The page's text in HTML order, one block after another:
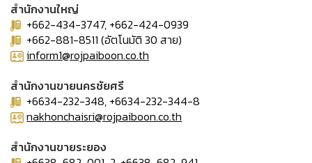
สำนักงานใหญ่
+662-434-3747, +662-424-0939
+662-881-8511 (อัตโนมัติ 30 สาย)
inform1@rojpaiboon.co.th
สำนักงานขายนครชัยศรี
+6634-232-348, +6634-232-344-8
nakhonchaisri@rojpaiboon.co.th
สำนักงานขายระยอง